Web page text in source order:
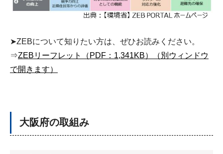
➤ZEBについて知りたい方は、ぜひお読みください。
⇒ZEBリーフレット（PDF：1,341KB）（別ウィンドウ
で開きます）
大阪府の取組み